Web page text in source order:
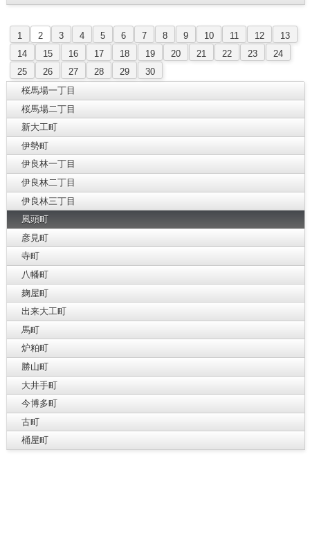
1 2 3 4 5 6 7 8 9 10 11 12
13
14
15 16 17 18 19 20 21 22 23
24
25
26 27 28 29
30
桜馬場一丁目
桜馬場二丁目
新大工町
伊勢町
伊良林一丁目
伊良林二丁目
伊良林三丁目
風頭町
彦見町
寺町
八幡町
麹屋町
出来大工町
馬町
炉粕町
勝山町
大井手町
今博多町
古町
桶屋町